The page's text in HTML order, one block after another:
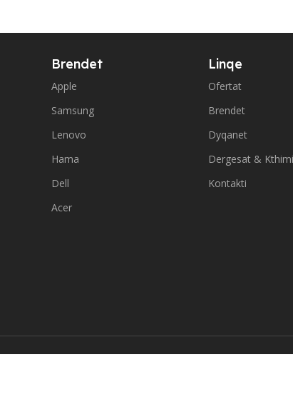
Brendet
Apple
Samsung
Lenovo
Hama
Dell
Acer
Linqe
Ofertat
Brendet
Dyqanet
Dergesat & Kthimi
Kontakti